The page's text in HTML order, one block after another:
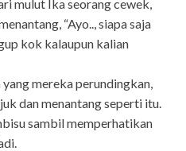
mulut Ika seorang cewek,
“Ayo.., siapa saja
kok kalaupun kalian
mereka perundingkan,
dan menantang seperti itu.
sambil memperhatikan